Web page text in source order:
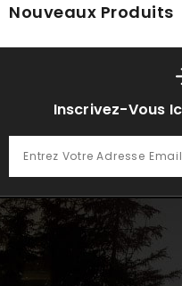
Nouveaux Produits
Inscrivez-Vous